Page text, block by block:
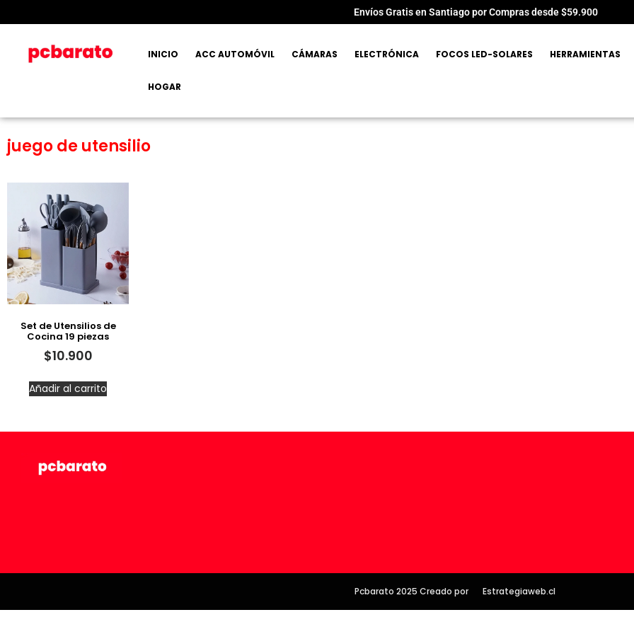
Envíos Gratis en Santiago por Compras desde $59.900
INICIO ACC AUTOMÓVIL CÁMARAS ELECTRÓNICA FOCOS LED-SOLARES HERRAMIENTAS
HOGAR
juego de utensilio
Set de Utensilios de
Cocina 19 piezas
$10.900
Añadir al carrito
Pcbarato 2025 Creado por Estrategiaweb.cl